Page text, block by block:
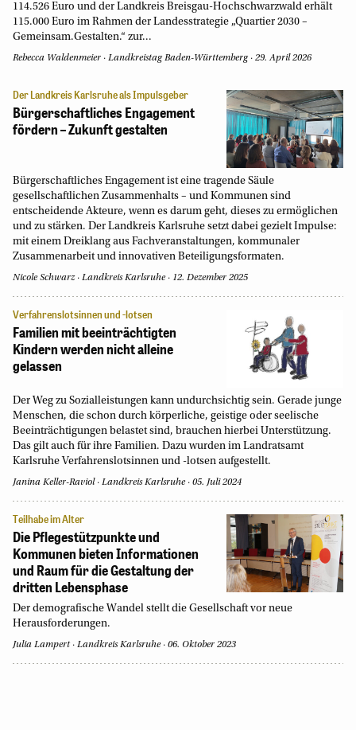
114.526 Euro und der Landkreis Breisgau-Hochschwarzwald erhält
115.000 Euro im Rahmen der Landesstrategie „Quartier 2030 –
Gemeinsam.Gestalten.“ zur...
Rebecca Waldenmeier · Landkreistag Baden-Württemberg · 29. April 2026
Der Landkreis Karlsruhe als Impulsgeber
Bürgerschaftliches Engagement
fördern – Zukunft gestalten
Bürgerschaftliches Engagement ist eine tragende Säule
gesellschaftlichen Zusammenhalts – und Kommunen sind
entscheidende Akteure, wenn es darum geht, dieses zu ermöglichen
und zu stärken. Der Landkreis Karlsruhe setzt dabei gezielt Impulse:
mit einem Dreiklang aus Fachveranstaltungen, kommunaler
Zusammenarbeit und innovativen Beteiligungsformaten.
Nicole Schwarz Landkreis Karlsruhe 12. Dezember 2025
Verfahrenslotsinnen und -lotsen
Familien mit beeinträchtigten
Kindern werden nicht alleine
gelassen
Der Weg zu Sozialleistungen kann undurchsichtig sein. Gerade junge
Menschen, die schon durch körperliche, geistige oder seelische
Beeinträchtigungen belastet sind, brauchen hierbei Unterstützung.
Das gilt auch für ihre Familien. Dazu wurden im Landratsamt
Karlsruhe Verfahrenslotsinnen und -lotsen aufgestellt.
Janina Keller-Raviol Landkreis Karlsruhe 05. Juli 2024
Teilhabe im Alter
Die Pflegestützpunkte und
Kommunen bieten Informationen
und Raum für die Gestaltung der
dritten Lebensphase
Der demografische Wandel stellt die Gesellschaft vor neue
Herausforderungen.
Julia Lampert Landkreis Karlsruhe 06. Oktober 2023